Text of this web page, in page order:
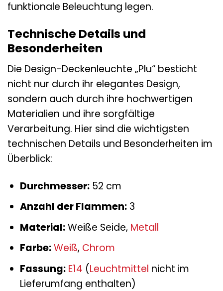
funktionale Beleuchtung legen.
Technische Details und
Besonderheiten
Die Design-Deckenleuchte „Plu“ besticht
nicht nur durch ihr elegantes Design,
sondern auch durch ihre hochwertigen
Materialien und ihre sorgfältige
Verarbeitung. Hier sind die wichtigsten
technischen Details und Besonderheiten im
Überblick:
Durchmesser:52 cm
Anzahl der Flammen:3
Material:Weiße Seide, Metall
Farbe:Weiß, Chrom
Fassung: E14 (Leuchtmittel nicht im
Lieferumfang enthalten)